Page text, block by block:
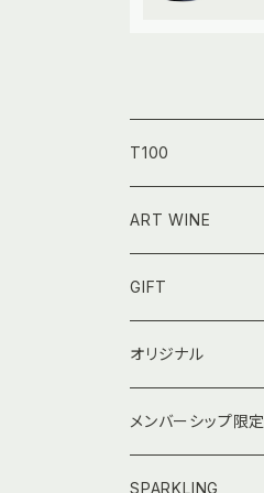
T100
750㎖｜フルボトル
ART WINE
GIFT
オリジナル
メンバーシップ限定
SPARKLING